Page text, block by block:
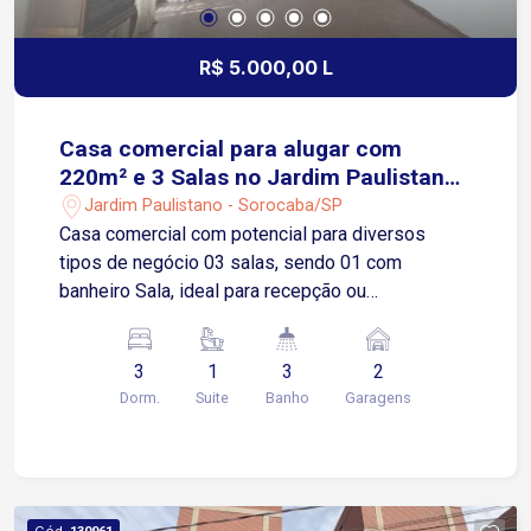
R$ 5.000,00 L
Casa comercial para alugar com
220m² e 3 Salas no Jardim Paulistano
em Sorocaba/SP
Jardim Paulistano - Sorocaba/SP
Casa comercial com potencial para diversos
tipos de negócio 03 salas, sendo 01 com
banheiro Sala, ideal para recepção ou
ser convertida em sala administrativa ou de
reuniões Cozinha funcional com possibilidade de
apoio operacional 02 banheiros internos, bem
banheiro externo e 01 quarto de apoio Edícula
3
Dorm.
1
Suite
3
Banho
2
Garagens